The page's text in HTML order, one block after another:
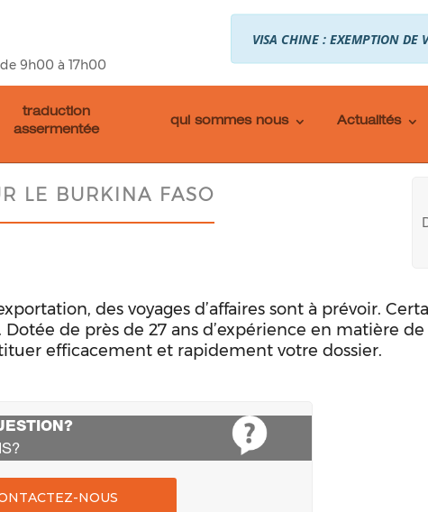
de 9h00 à 17h00
VISA CHINE : EXEMPTION DE
traduction
assermentée
qui sommes nous Actualités
LE BURKINA FASO
des voyages d’affaires sont à prévoir.
de près de 27 ans d’expérience en matière de
efficacement et rapidement votre dossier.
NOUS